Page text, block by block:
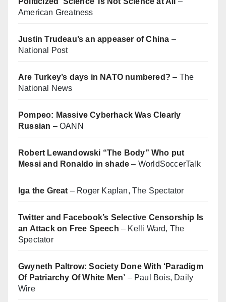
American Greatness
Justin Trudeau’s an appeaser of China –
National Post
Are Turkey’s days in NATO numbered? – The
National News
Pompeo: Massive Cyberhack Was Clearly
Russian – OANN
Robert Lewandowski “The Body” Who put
Messi and Ronaldo in shade – WorldSoccerTalk
Iga the Great – Roger Kaplan, The Spectator
Twitter and Facebook’s Selective Censorship Is
an Attack on Free Speech – Kelli Ward, The
Spectator
Gwyneth Paltrow: Society Done With ‘Paradigm
Of Patriarchy Of White Men’ – Paul Bois, Daily
Wire